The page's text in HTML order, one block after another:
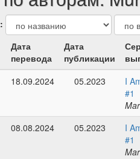
Дата
перевода
Дата
публикации
18.09.2024
05.2023
I
#1
08.08.2024
05.2023
I
#1